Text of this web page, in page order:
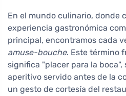
En el mundo culinario, donde
experiencia gastronómica
principal, encontramos cada
amuse-bouche. Este término
significa "placer para la
aperitivo servido antes de la
un gesto de cortesía del